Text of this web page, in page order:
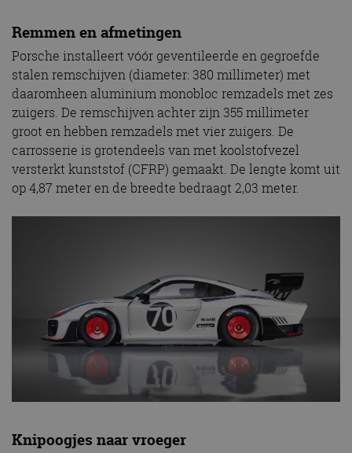
Remmen en afmetingen
Porsche installeert vóór geventileerde en gegroefde
stalen remschijven (diameter: 380 millimeter) met
daaromheen aluminium monobloc remzadels met zes
zuigers. De remschijven achter zijn 355 millimeter
groot en hebben remzadels met vier zuigers. De
carrosserie is grotendeels van met koolstofvezel
versterkt kunststof (CFRP) gemaakt. De lengte komt uit
op 4,87 meter en de breedte bedraagt 2,03 meter.
Knipoogjes naar vroeger